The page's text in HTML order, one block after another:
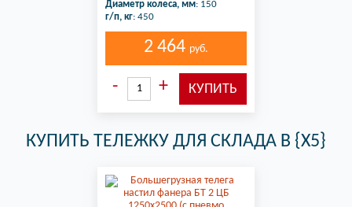
Диаметр колеса, мм: 150
г/п, кг: 450
2 464 руб.
КУПИТЬ ТЕЛЕЖКУ ДЛЯ СКЛАДА В {X5}